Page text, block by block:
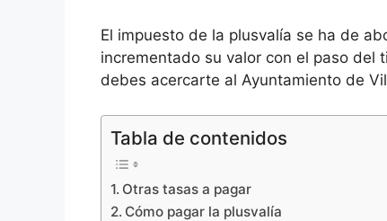
El impuesto de la plusvalía se ha de
incrementado su valor con el paso del
debes acercarte al Ayuntamiento de
Tabla de contenidos
Otras tasas a pagar
Cómo pagar la plusvalía